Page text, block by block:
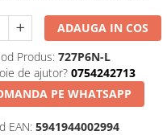
ADAUGA IN COS
Produs: 727P6N-L
de ajutor? 0754242713
PE WHATSAPP
EAN: 5941944002994